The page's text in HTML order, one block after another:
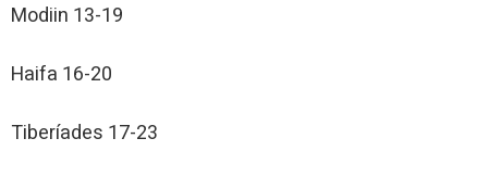
Modiin 13-19
Haifa 16-20
Tiberíades 17-23